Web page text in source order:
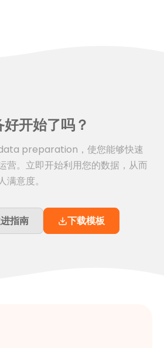
好开始了吗？
preparation，使您能够快速
营。立即开始利用您的数据，从而
意度。
指南 下载模板